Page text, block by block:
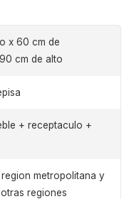
x 60 cm de
cm de alto
+ receptaculo +
metropolitana y
regiones